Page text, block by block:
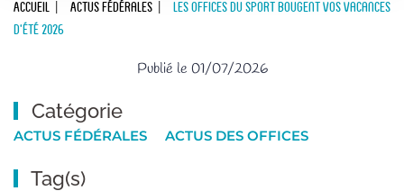
Accueil Actus Fédérales
Les Offices du Sport bougent vos vacances
d’été 2026
Publié le 01/07/2026
Catégorie
ACTUS FÉDÉRALES ACTUS DES OFFICES
Tag(s)